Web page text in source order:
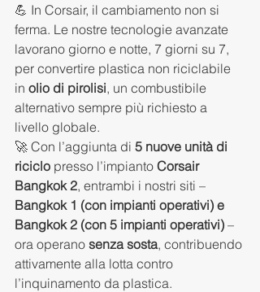
💪 In Corsair, il cambiamento non si
ferma. Le nostre tecnologie avanzate
lavorano giorno e notte, 7 giorni su 7,
per convertire plastica non riciclabile
in olio di pirolisi, un combustibile
alternativo sempre più richiesto a
livello globale.
🚀 Con l’aggiunta di 5 nuove unità di
riciclo presso l’impianto Corsair
Bangkok 2, entrambi i nostri siti –
Bangkok 1 (con impianti operativi) e
Bangkok 2 (con 5 impianti operativi) –
ora operano senza sosta, contribuendo
attivamente alla lotta contro
l’inquinamento da plastica.